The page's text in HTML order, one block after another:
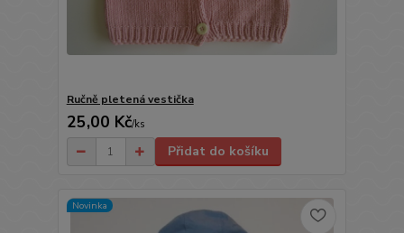
Ručně pletená vestička
25,00 Kč/ks
Přidat do košíku
Novinka